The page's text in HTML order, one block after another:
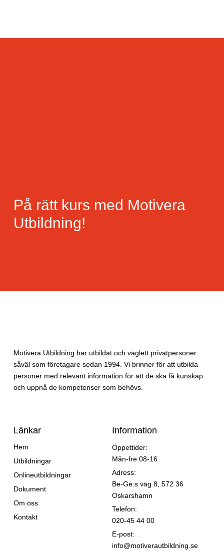
På rätt kurs med Motivera
Utbildning!
Motivera Utbildning har utbildat och väglett privatpersoner
såväl som företagare sedan 1994. Vi brinner för att utbilda
personer med relevant information för att de ska få kunskap
och uppnå de kompetenser som behövs.
Länkar
Hem
Utbildningar
Onlineutbildningar
Dokument
Om oss
Kontakt
Information
Öppettider:
Mån-fre 08-16
Adress:
Be-Ge:s väg 8, 572 36
Oskarshamn
Telefon:
020-45 44 00
E-post:
info@motiverautbildning.se